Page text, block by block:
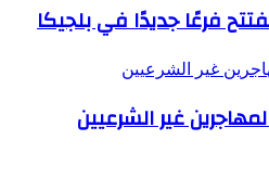
فرعًا جديدًا في بلجيكا
غير الشرعيين